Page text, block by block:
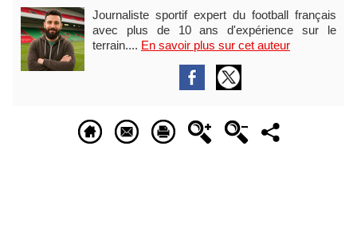
Journaliste sportif expert du football français
avec plus de 10 ans d'expérience sur le
terrain.... En savoir plus sur cet auteur